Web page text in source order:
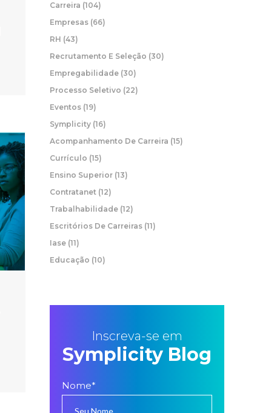
Carreira (104)
Empresas (66)
RH (43)
Recrutamento E Seleção (30)
Empregabilidade (30)
Processo Seletivo (22)
Eventos (19)
Symplicity (16)
Acompanhamento De Carreira (15)
Currículo (15)
Ensino Superior (13)
Contratanet (12)
Trabalhabilidade (12)
Escritórios De Carreiras (11)
Iase (11)
Educação (10)
Inscreva-se em
Symplicity Blog
Nome*